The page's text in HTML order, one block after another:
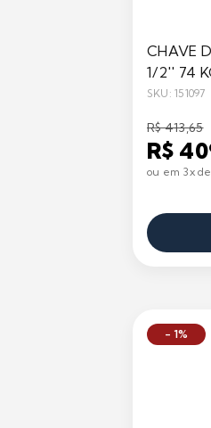
CHAVE
1/2'' 74
SKU: 151097
R$ 413,65
R$
ou em 3x
- 1%